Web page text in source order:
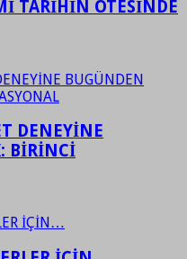
TARİHİN ÖTESİNDE
DENEYİNE
BİRİNCİ